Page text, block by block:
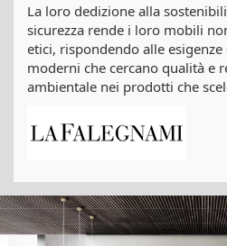
La loro dedizione alla
sicurezza rende i loro mobili
etici, rispondendo alle
moderni che cercano qualità e
ambientale nei prodotti che